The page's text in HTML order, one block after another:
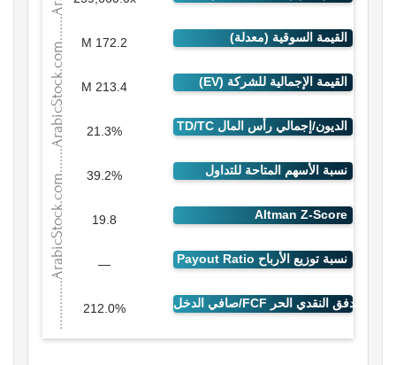
172.2 M
213.4 M
21.3%
39.2%
19.8
—
212.0%